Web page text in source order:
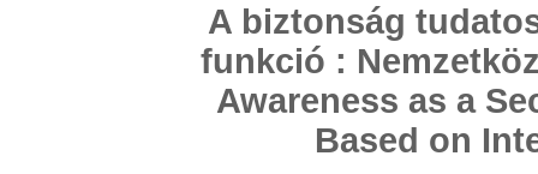
A biztonság
funkció :
Awareness as a
Based on